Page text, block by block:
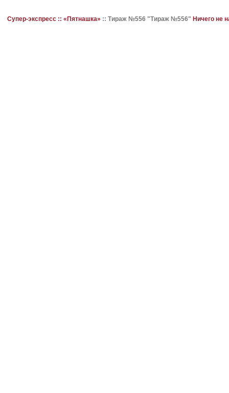
Супер-экспресс :: «Пятнашка» :: Тираж №556 "Тираж №556" Ничего не